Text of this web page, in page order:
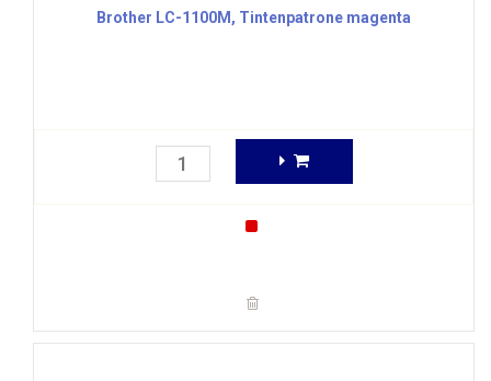
Brother LC-1100M, Tintenpatrone magenta